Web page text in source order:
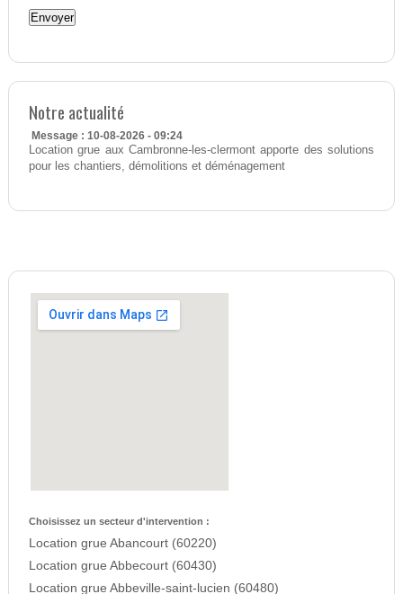
Notre actualité
Message : 10-08-2026 - 09:24
Location grue aux Cambronne-les-clermont apporte des solutions
pour les chantiers, démolitions et déménagement
Choisissez un secteur d'intervention :
Location grue Abancourt (60220)
Location grue Abbecourt (60430)
Location grue Abbeville-saint-lucien (60480)